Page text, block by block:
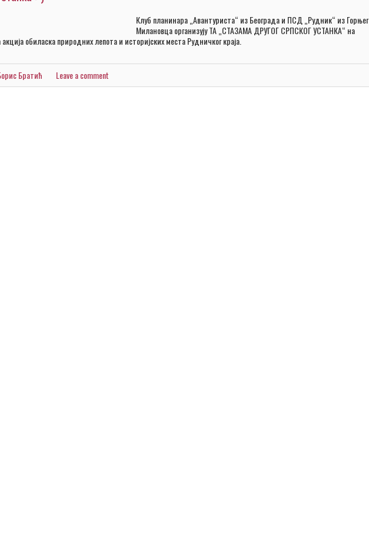
Клуб планинара „Авантуриста“ из Београда и ПСД „Рудник“ из Горњег
Милановца организују ТА „СТАЗАМА ДРУГОГ СРПСКОГ УСТАНКА“ на
обиласка природних лепота и историјских места Рудничког краја.
Братић Leave a comment